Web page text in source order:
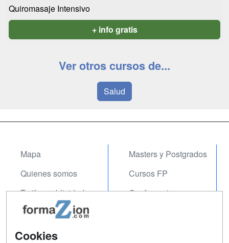
Quiromasaje Intensivo
+ info gratis
Ver otros cursos de...
Salud
Mapa
Quienes somos
Tarifas publicidad
Acceso Usuarios
Acceso Centros
Masters y Postgrados
Cursos FP
Conferencias
Cookies